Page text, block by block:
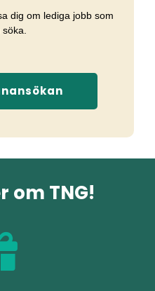
dig om lediga jobb som
om TNG!